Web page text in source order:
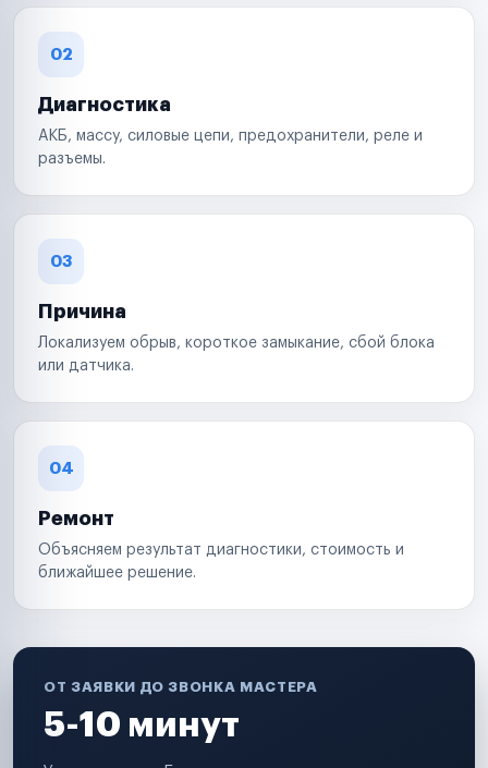
02
Диагностика
АКБ, массу, силовые цепи, предохранители, реле и
разъемы.
03
Причина
Локализуем обрыв, короткое замыкание, сбой блока
или датчика.
04
Ремонт
Объясняем результат диагностики, стоимость и
ближайшее решение.
ОТ ЗАЯВКИ ДО ЗВОНКА МАСТЕРА
5-10 минут